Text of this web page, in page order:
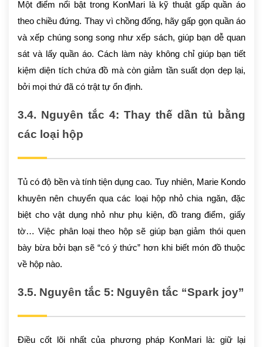
Một điểm nổi bật trong KonMari là kỹ thuật gấp quần áo
theo chiều đứng. Thay vì chồng đống, hãy gấp gọn quần áo
và xếp chúng song song như xếp sách, giúp bạn dễ quan
sát và lấy quần áo. Cách làm này không chỉ giúp bạn tiết
kiệm diện tích chứa đồ mà còn giảm tần suất dọn dẹp lại,
bởi mọi thứ đã có trật tự ổn định.
3.4. Nguyên tắc 4: Thay thế dần tủ bằng
các loại hộp
Tủ có độ bền và tính tiện dụng cao. Tuy nhiên, Marie Kondo
khuyên nên chuyển qua các loại hộp nhỏ chia ngăn, đặc
biệt cho vật dụng nhỏ như phụ kiện, đồ trang điểm, giấy
tờ… Việc phân loại theo hộp sẽ giúp bạn giảm thói quen
bày bừa bởi bạn sẽ “có ý thức” hơn khi biết món đồ thuộc
về hộp nào.
3.5. Nguyên tắc 5: Nguyên tắc “Spark joy”
Điều cốt lõi nhất của phương pháp KonMari là: giữ lại